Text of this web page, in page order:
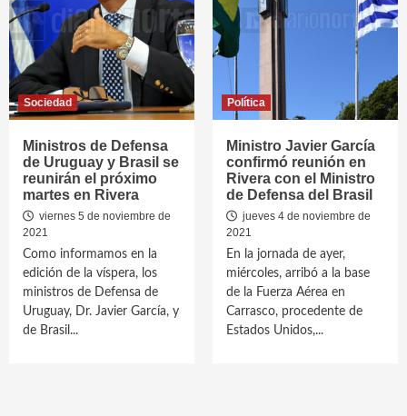
Sociedad
Ministros de Defensa
de Uruguay y Brasil se
reunirán el próximo
martes en Rivera
viernes 5 de noviembre de
2021
Como informamos en la
edición de la víspera, los
ministros de Defensa de
Uruguay, Dr. Javier García, y
de Brasil...
Política
Ministro Javier García
confirmó reunión en
Rivera con el Ministro
de Defensa del Brasil
jueves 4 de noviembre de
2021
En la jornada de ayer,
miércoles, arribó a la base
de la Fuerza Aérea en
Carrasco, procedente de
Estados Unidos,...